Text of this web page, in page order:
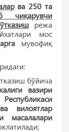
ва 250 та
чиқарувчи
режа
мос
мувофиқ
бўйича
вазири
вилоятлар
масалалари